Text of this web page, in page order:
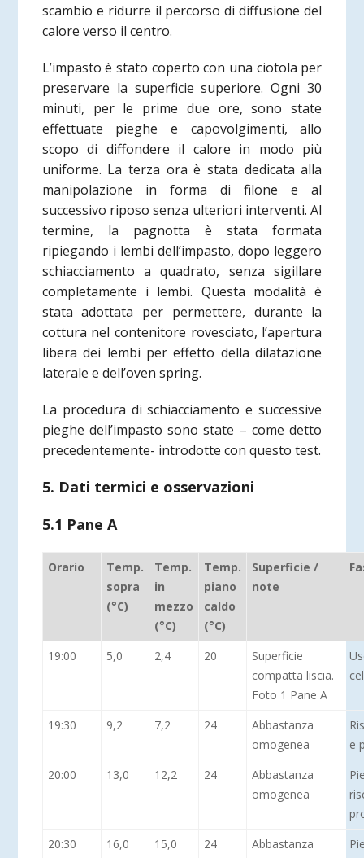
scambio e ridurre il percorso di diffusione del
calore verso il centro.
L’impasto è stato coperto con una ciotola per
preservare la superficie superiore. Ogni 30
minuti, per le prime due ore, sono state
effettuate pieghe e capovolgimenti, allo
scopo di diffondere il calore in modo più
uniforme. La terza ora è stata dedicata alla
manipolazione in forma di filone e al
successivo riposo senza ulteriori interventi. Al
termine, la pagnotta è stata formata
ripiegando i lembi dell’impasto, dopo leggero
schiacciamento a quadrato, senza sigillare
completamente i lembi. Questa modalità è
stata adottata per permettere, durante la
cottura nel contenitore rovesciato, l’apertura
libera dei lembi per effetto della dilatazione
laterale e dell’oven spring.
La procedura di schiacciamento e successive
pieghe dell’impasto sono state – come detto
precedentemente- introdotte con questo test.
5. Dati termici e osservazioni
5.1 Pane A
Orario
Temp.
sopra
(°C)
Temp.
in
mezzo
(°C)
Temp.
piano
caldo
(°C)
Superficie /
note
19:00 5,0 2,4 20
Superficie
compatta liscia.
Foto 1 Pane A
19:30 9,2 7,2 24
Abbastanza
omogenea
e
20:00
13,0 12,2 24
Abbastanza
omogenea
20:30
16,0 15,0 24
Abbastanza